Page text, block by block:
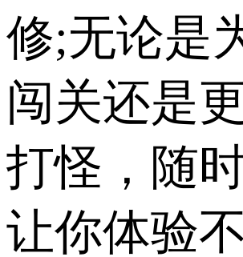
修;无论是
闯关还是
打怪，随
让你体验